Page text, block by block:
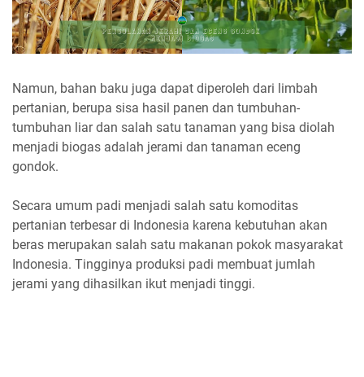
Namun, bahan baku juga dapat diperoleh dari limbah
pertanian, berupa sisa hasil panen dan tumbuhan-
tumbuhan liar dan salah satu tanaman yang bisa diolah
menjadi biogas adalah jerami dan tanaman eceng
gondok.
Secara umum padi menjadi salah satu komoditas
pertanian terbesar di Indonesia karena kebutuhan akan
beras merupakan salah satu makanan pokok masyarakat
Indonesia. Tingginya produksi padi membuat jumlah
jerami yang dihasilkan ikut menjadi tinggi.